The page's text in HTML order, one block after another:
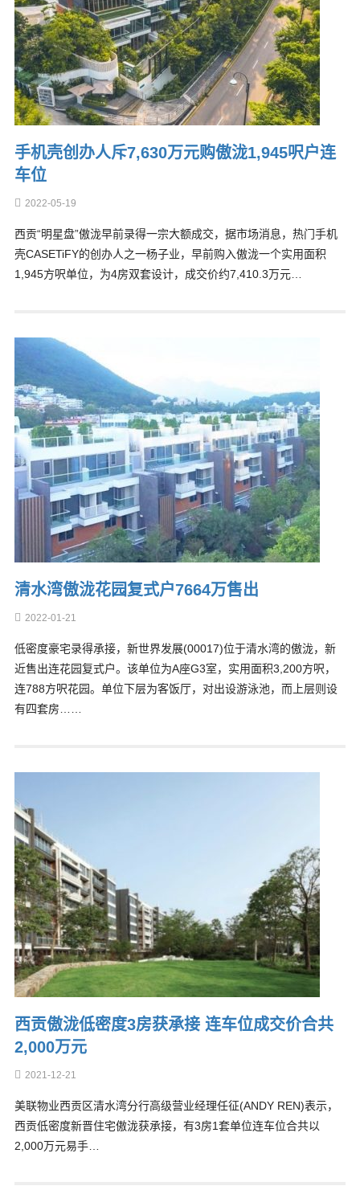
手机壳创办人斥7,630万元购傲泷1,945呎户连
车位
2022-05-19
西贡“明星盘”傲泷早前录得一宗大额成交，据市场消息，热门手机
壳CASETiFY的创办人之一杨子业，早前购入傲泷一个实用面积
1,945方呎单位，为4房双套设计，成交价约7,410.3万元…
清水湾傲泷花园复式户7664万售出
2022-01-21
低密度豪宅录得承接，新世界发展(00017)位于清水湾的傲泷，新
近售出连花园复式户。该单位为A座G3室，实用面积3,200方呎，
连788方呎花园。单位下层为客饭厅，对出设游泳池，而上层则设
有四套房……
西贡傲泷低密度3房获承接 连车位成交价合共
2,000万元
2021-12-21
美联物业西贡区清水湾分行高级营业经理任征(ANDY REN)表示，
西贡低密度新晋住宅傲泷获承接，有3房1套单位连车位合共以
2,000万元易手…